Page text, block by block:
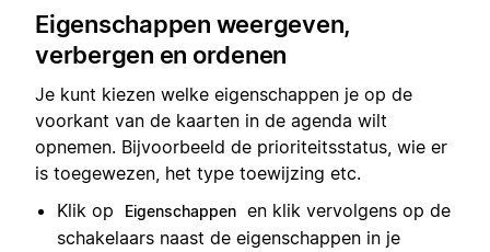
Eigenschappen weergeven,
verbergen en ordenen
Je kunt kiezen welke eigenschappen je op de
voorkant van de kaarten in de agenda wilt
opnemen. Bijvoorbeeld de prioriteitsstatus, wie er
is toegewezen, het type toewijzing etc.
Klik op
Eigenschappen en klik vervolgens op de
schakelaars naast de eigenschappen in je